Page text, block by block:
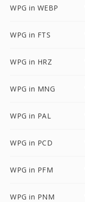
WPG in WEBP
WPG in FTS
WPG in HRZ
WPG in MNG
WPG in PAL
WPG in PCD
WPG in PFM
WPG in PNM